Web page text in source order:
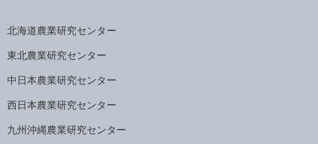
北海道農業研究センター
東北農業研究センター
中日本農業研究センター
西日本農業研究センター
九州沖縄農業研究センター